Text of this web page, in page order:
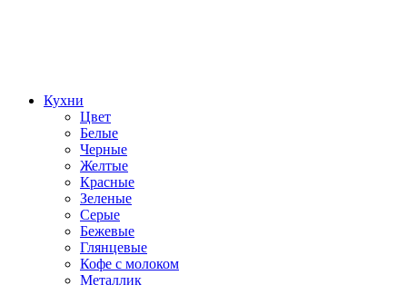
Кухни
Цвет
Белые
Черные
Желтые
Красные
Зеленые
Серые
Бежевые
Глянцевые
Кофе с молоком
Металлик